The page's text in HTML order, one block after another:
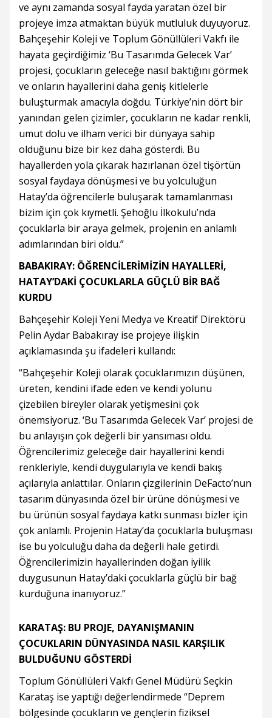
ve aynı zamanda sosyal fayda yaratan özel bir
projeye imza atmaktan büyük mutluluk duyuyoruz.
Bahçeşehir Koleji ve Toplum Gönüllüleri Vakfı ile
hayata geçirdiğimiz ‘Bu Tasarımda Gelecek Var’
projesi, çocukların geleceğe nasıl baktığını görmek
ve onların hayallerini daha geniş kitlelerle
buluşturmak amacıyla doğdu. Türkiye’nin dört bir
yanından gelen çizimler, çocukların ne kadar renkli,
umut dolu ve ilham verici bir dünyaya sahip
olduğunu bize bir kez daha gösterdi. Bu
hayallerden yola çıkarak hazırlanan özel tişörtün
sosyal faydaya dönüşmesi ve bu yolculuğun
Hatay’da öğrencilerle buluşarak tamamlanması
bizim için çok kıymetli. Şehoğlu İlkokulu’nda
çocuklarla bir araya gelmek, projenin en anlamlı
adımlarından biri oldu.”
BABAKIRAY: ÖĞRENCİLERİMİZİN HAYALLERİ,
HATAY’DAKİ ÇOCUKLARLA GÜÇLÜ BİR BAĞ
KURDU
Bahçeşehir Koleji Yeni Medya ve Kreatif Direktörü
Pelin Aydar Babakıray ise projeye ilişkin
açıklamasında şu ifadeleri kullandı:
“Bahçeşehir Koleji olarak çocuklarımızın düşünen,
üreten, kendini ifade eden ve kendi yolunu
çizebilen bireyler olarak yetişmesini çok
önemsiyoruz. ‘Bu Tasarımda Gelecek Var’ projesi de
bu anlayışın çok değerli bir yansıması oldu.
Öğrencilerimiz geleceğe dair hayallerini kendi
renkleriyle, kendi duygularıyla ve kendi bakış
açılarıyla anlattılar. Onların çizgilerinin DeFacto’nun
tasarım dünyasında özel bir ürüne dönüşmesi ve
bu ürünün sosyal faydaya katkı sunması bizler için
çok anlamlı. Projenin Hatay’da çocuklarla buluşması
ise bu yolculuğu daha da değerli hale getirdi.
Öğrencilerimizin hayallerinden doğan iyilik
duygusunun Hatay’daki çocuklarla güçlü bir bağ
kurduğuna inanıyoruz.”
KARATAŞ: BU PROJE, DAYANIŞMANIN
ÇOCUKLARIN DÜNYASINDA NASIL KARŞILIK
BULDUĞUNU GÖSTERDİ
Toplum Gönüllüleri Vakfı Genel Müdürü Seçkin
Karataş ise yaptığı değerlendirmede “Deprem
bölgesinde çocukların ve gençlerin fiziksel